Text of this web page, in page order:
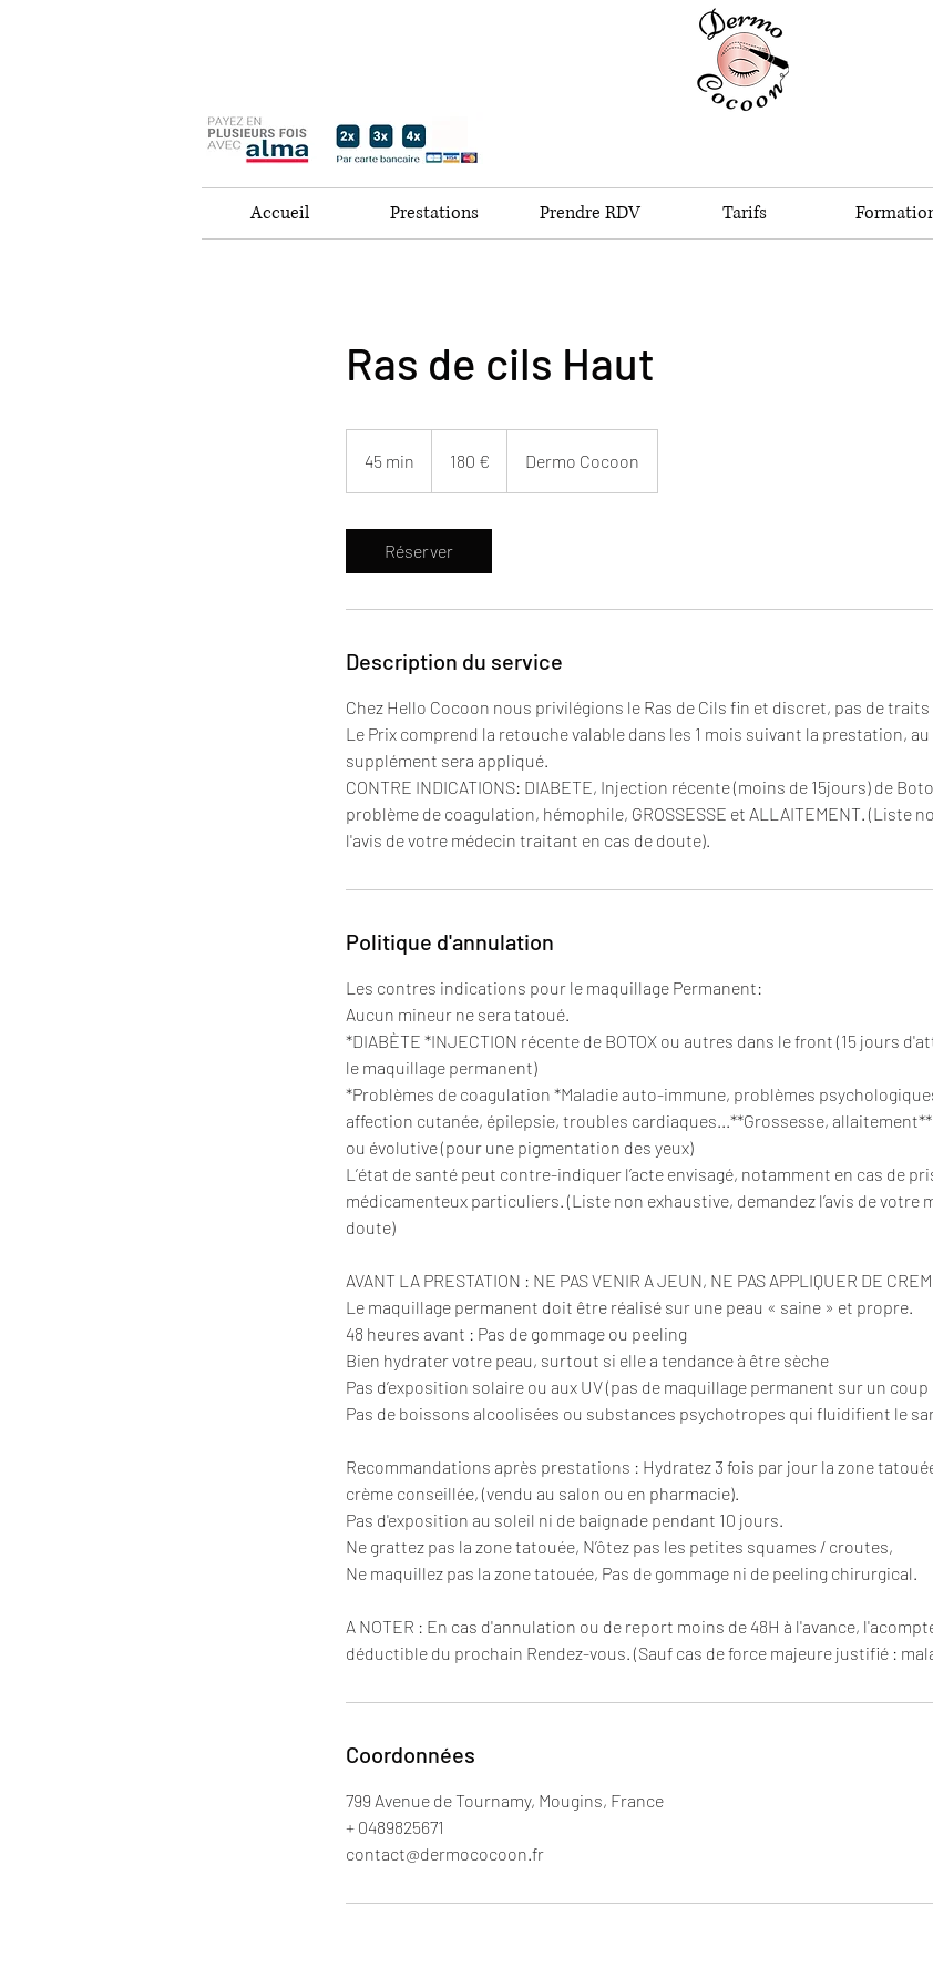
Accueil Prestations Prendre RDV Tarifs
Ras de cils Haut
45 min
5
180 € Dermo Cocoon
Réserver
Description du service
Chez Hello Cocoon nous privilégions le Ras de Cils fin et discret, pas de
Le Prix comprend la retouche valable dans les 1 mois suivant la prestation, au
supplément sera appliqué.
CONTRE INDICATIONS: DIABETE, Injection récente (moins de 15jours) de
problème de coagulation, hémophile, GROSSESSE et ALLAITEMENT. (Liste
l'avis de votre médecin traitant en cas de doute).
Politique d'annulation
Les contres indications pour le maquillage Permanent:
Aucun mineur ne sera tatoué.
*DIABÈTE *INJECTION récente de BOTOX ou autres dans le front (15 jours
le maquillage permanent)
*Problèmes de coagulation *Maladie auto-immune, problèmes
affection cutanée, épilepsie, troubles cardiaques...**Grossesse,
ou évolutive (pour une pigmentation des yeux)
L’état de santé peut contre-indiquer l’acte envisagé, notamment en cas de
médicamenteux particuliers. (Liste non exhaustive, demandez l’avis de votre
doute)
AVANT LA PRESTATION : NE PAS VENIR A JEUN, NE PAS APPLIQUER DE
Le maquillage permanent doit être réalisé sur une peau « saine » et propre.
48 heures avant : Pas de gommage ou peeling
Bien hydrater votre peau, surtout si elle a tendance à être sèche
Pas d’exposition solaire ou aux UV (pas de maquillage permanent sur un
Pas de boissons alcoolisées ou substances psychotropes qui fluidifient le
Recommandations après prestations : Hydratez 3 fois par jour la zone
crème conseillée, (vendu au salon ou en pharmacie).
Pas d'exposition au soleil ni de baignade pendant 10 jours.
Ne grattez pas la zone tatouée, N’ôtez pas les petites squames / croutes,
Ne maquillez pas la zone tatouée, Pas de gommage ni de peeling chirurgical.
A NOTER : En cas d'annulation ou de report moins de 48H à l'avance,
déductible du prochain Rendez-vous. (Sauf cas de force majeure justifié :
Coordonnées
799 Avenue de Tournamy, Mougins, France
+ 0489825671
contact@dermococoon.fr